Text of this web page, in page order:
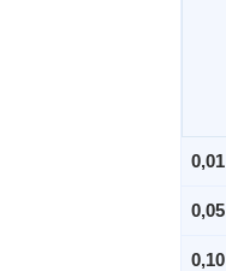
0,01
0,05
0,10